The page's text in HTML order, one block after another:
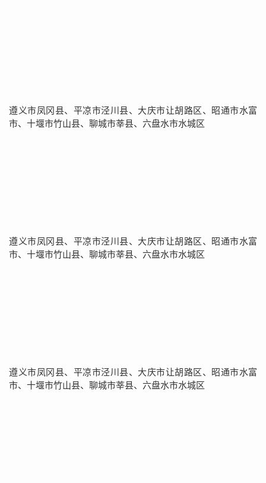
遵义市凤冈县、平凉市泾川县、大庆市让胡路区、昭通市水富
市、十堰市竹山县、聊城市莘县、六盘水市水城区
遵义市凤冈县、平凉市泾川县、大庆市让胡路区、昭通市水富
市、十堰市竹山县、聊城市莘县、六盘水市水城区
遵义市凤冈县、平凉市泾川县、大庆市让胡路区、昭通市水富
市、十堰市竹山县、聊城市莘县、六盘水市水城区